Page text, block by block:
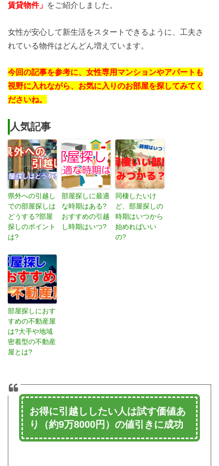
賃貸物件」 をご紹介しました。
女性が安心して新生活をスタートできるように、工夫さ
れている物件はどんどん増えています。
今回の記事を参考に、女性専用マンションやアパートも
視野に入れながら、お気に入りのお部屋を探してみてく
ださいね。
人気記事
県外への引越し
での部屋探しは
どうする?部屋
探しのポイント
は?
部屋探しに最適
な時期はある?
おすすめの引越
し時期はいつ?
同棲したいけ
ど、部屋探しの
時期はいつから
始めればいい
の?
部屋探しにおす
すめの不動産屋
は?大手や地域
密着型の不動産
屋とは?
お得に引越ししたい人は試す価値あ
り（約9万8000円）の値引きに成功